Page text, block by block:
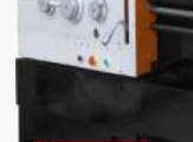
0065
(Цены)